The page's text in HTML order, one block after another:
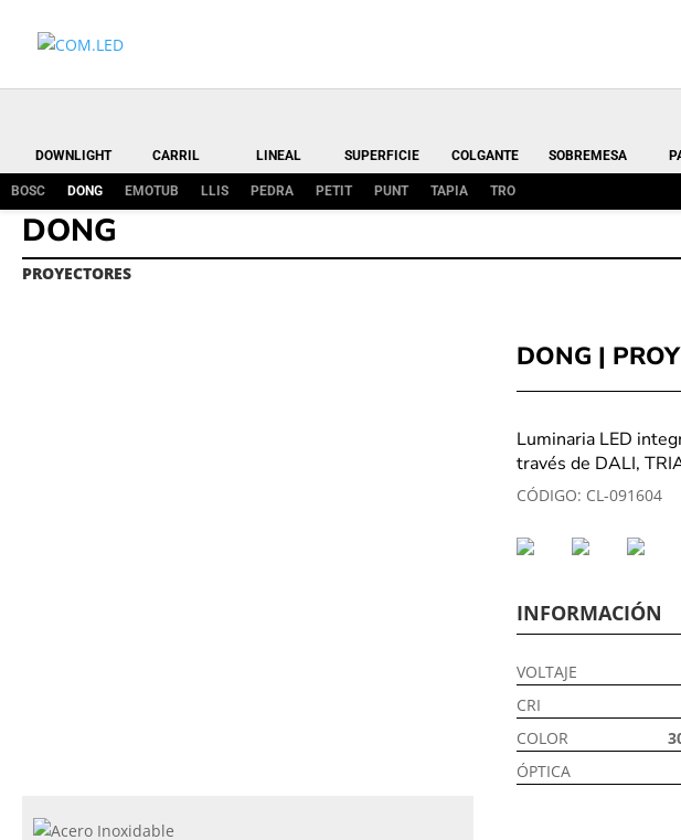
DOWNLIGHT CARRIL LINEAL SUPERFICIE COLGANTE SOBREMESA
BOSC DONG EMOTUB LLIS PEDRA PETIT PUNT TAPIA TRO
DONG
PROYECTORES
DONG |
Luminaria LED
través de DALI,
CÓDIGO: CL-091604
INFORMACIÓN
VOLTAJE
CRI
COLOR
ÓPTICA